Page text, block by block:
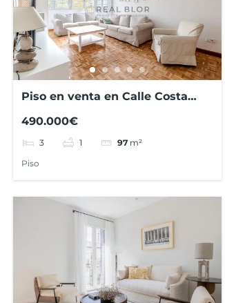
Piso en venta en Calle Costa
490.000€
3 1 97 m²
Piso